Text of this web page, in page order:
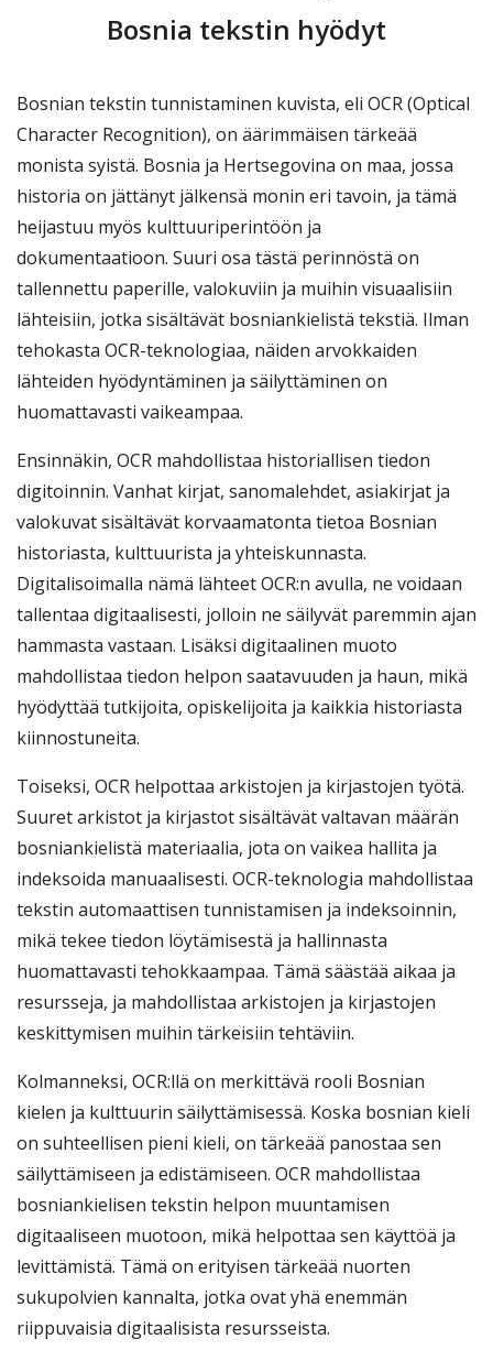
Bosnia tekstin hyödyt
Bosnian tekstin tunnistaminen kuvista, eli OCR (Optical
Character Recognition), on äärimmäisen tärkeää
monista syistä. Bosnia ja Hertsegovina on maa, jossa
historia on jättänyt jälkensä monin eri tavoin, ja tämä
heijastuu myös kulttuuriperintöön ja
dokumentaatioon. Suuri osa tästä perinnöstä on
tallennettu paperille, valokuviin ja muihin visuaalisiin
lähteisiin, jotka sisältävät bosniankielistä tekstiä. Ilman
tehokasta OCR-teknologiaa, näiden arvokkaiden
lähteiden hyödyntäminen ja säilyttäminen on
huomattavasti vaikeampaa.
Ensinnäkin, OCR mahdollistaa historiallisen tiedon
digitoinnin. Vanhat kirjat, sanomalehdet, asiakirjat ja
valokuvat sisältävät korvaamatonta tietoa Bosnian
historiasta, kulttuurista ja yhteiskunnasta.
Digitalisoimalla nämä lähteet OCR:n avulla, ne voidaan
tallentaa digitaalisesti, jolloin ne säilyvät paremmin ajan
hammasta vastaan. Lisäksi digitaalinen muoto
mahdollistaa tiedon helpon saatavuuden ja haun, mikä
hyödyttää tutkijoita, opiskelijoita ja kaikkia historiasta
kiinnostuneita.
Toiseksi, OCR helpottaa arkistojen ja kirjastojen työtä.
Suuret arkistot ja kirjastot sisältävät valtavan määrän
bosniankielistä materiaalia, jota on vaikea hallita ja
indeksoida manuaalisesti. OCR-teknologia mahdollistaa
tekstin automaattisen tunnistamisen ja indeksoinnin,
mikä tekee tiedon löytämisestä ja hallinnasta
huomattavasti tehokkaampaa. Tämä säästää aikaa ja
resursseja, ja mahdollistaa arkistojen ja kirjastojen
keskittymisen muihin tärkeisiin tehtäviin.
Kolmanneksi, OCR:llä on merkittävä rooli Bosnian
kielen ja kulttuurin säilyttämisessä. Koska bosnian kieli
on suhteellisen pieni kieli, on tärkeää panostaa sen
säilyttämiseen ja edistämiseen. OCR mahdollistaa
bosniankielisen tekstin helpon muuntamisen
digitaaliseen muotoon, mikä helpottaa sen käyttöä ja
levittämistä. Tämä on erityisen tärkeää nuorten
sukupolvien kannalta, jotka ovat yhä enemmän
riippuvaisia digitaalisista resursseista.